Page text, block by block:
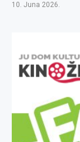
10. Juna 2026.